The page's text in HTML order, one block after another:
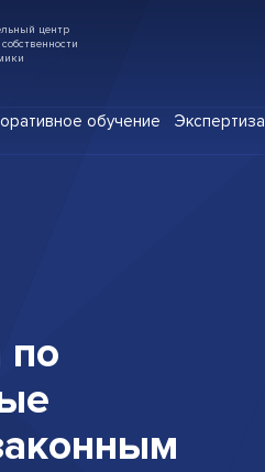
центр
обучение Экспертиза
по